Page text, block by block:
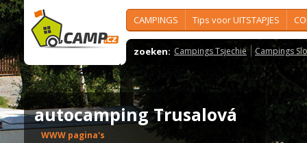
CAMPINGS Tips voor UITSTAPJES
zoeken: Campings Tsjechië Campings
autocamping Trusalová
WWW pagina's